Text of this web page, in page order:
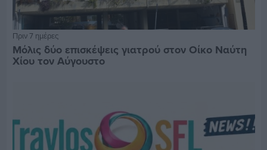
Πριν 7 ημέρες
Μόλις δύο επισκέψεις γιατρού στον Οίκο Ναύτη
Χίου τον Αύγουστο